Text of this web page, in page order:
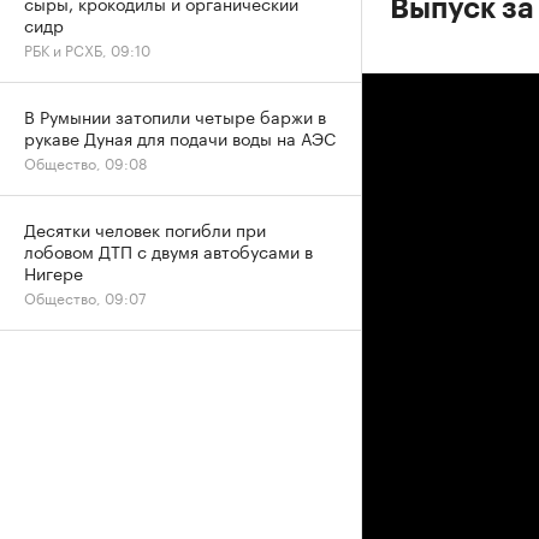
Выпуск
сидр
РБК и РСХБ, 09:10
В Румынии затопили четыре баржи в
рукаве Дуная для подачи воды на АЭС
Общество, 09:08
Десятки человек погибли при
лобовом ДТП с двумя автобусами в
Нигере
Общество, 09:07